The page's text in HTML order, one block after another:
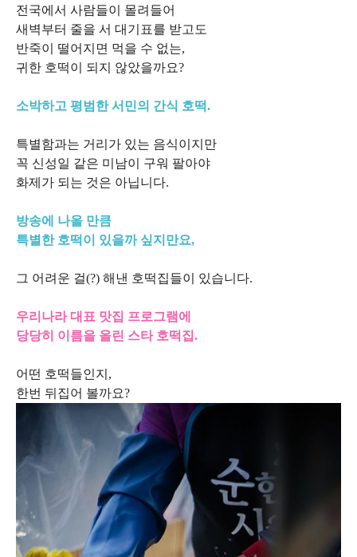
전국에서 사람들이 몰려들어
새벽부터 줄을 서 대기표를 받고도
반죽이 떨어지면 먹을 수 없는,
귀한 호떡이 되지 않았을까요?
소박하고 평범한 서민의 간식 호떡.
특별함과는 거리가 있는 음식이지만
꼭 신성일 같은 미남이 구워 팔아야
화제가 되는 것은 아닙니다.
방송에 나올 만큼
특별한 호떡이 있을까 싶지만요,
그 어려운 걸(?) 해낸 호떡집들이 있습니다.
우리나라 대표 맛집 프로그램에
당당히 이름을 올린 스타 호떡집.
어떤 호떡들인지,
한번 뒤집어 볼까요?